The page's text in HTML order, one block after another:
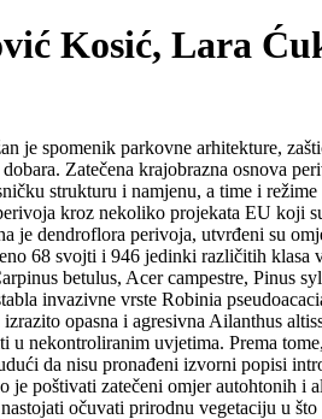
Kosić, Lara
je spomenik parkovne arhitekture,
Zatečena krajobrazna osnova
strukturu i namjenu, a time i
kroz nekoliko projekata EU koji
je dendroflora perivoja, utvrđeni su
68 svojti i 946 jedinki različitih klasa
betulus, Acer campestre, Pinus
invazivne vrste Robinia
opasna i agresivna Ailanthus
u nekontroliranim uvjetima. Prema
da nisu pronađeni izvorni popisi
je poštivati zatečeni omjer autohtonih
očuvati prirodnu vegetaciju u